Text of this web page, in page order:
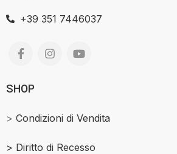
+39 351 7446037
SHOP
> Condizioni di Vendita
> Diritto di Recesso